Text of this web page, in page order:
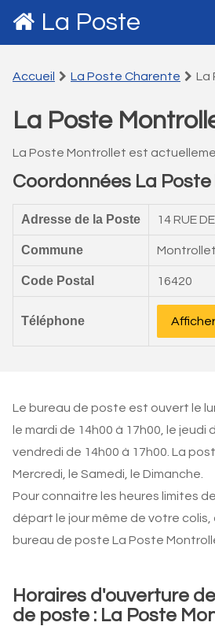
La Poste
Accueil La Poste Charente La
La Poste
La Poste Montrollet est
Coordonnées La
Adresse de la Poste 14 RUE
Commune Montrollet
Code Postal 16420
Téléphone
Le bureau de poste est ouvert le
le mardi de 14h00 à 17h00, le jeudi
vendredi de 14h00 à 17h00. La
Mercredi, le Samedi, le Dimanche.
Pour connaitre les heures limites
départ le jour même de votre
bureau de poste La Poste
Horaires d'ouverture
de poste : La Poste